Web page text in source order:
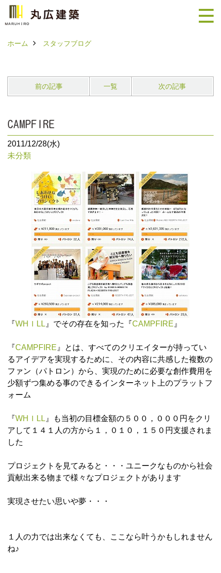
ホーム スタッフブログ
前の記事 一覧 次の記事
CAMPFIRE
2011/12/28(水)
未分類
『WHＩLL 』でその存在を知った『CAMPFIRE 』
『CAMPFIRE 』とは、すべてのクリエイターが持ってい
るアイデアを実現するために、その内容に共感した複数の
ファン（パトロン）から、実現のために必要な創作費用を
少額ずつ集める事のできるインターネット上のプラットフ
ォーム
『WHＩLL 』も当初の目標金額の５００，０００円をクリ
アして１４１人の方から１，０１０，１５０円支援されま
した
プロジェクトを見てみると・・・ユニークなものから社会
貢献出来る物まで様々なプロジェクトがあります
実現させたい思いや夢・・・
１人の力では出来なくても、ここなら叶うかもしれません
ね♪